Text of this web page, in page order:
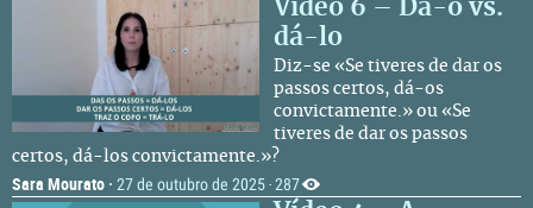
Vídeo 6 – Dá-o vs.
dá-lo
Diz-se «Se tiveres de dar os
passos certos, dá-os
convictamente.» ou «Se
tiveres de dar os passos
certos, dá-los convictamente.»?
Sara Mourato · 27 de outubro de 2025 · 287